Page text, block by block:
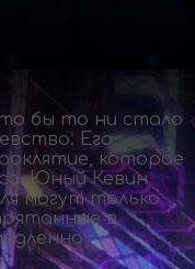
бы то ни стало
Его
которое
Юный Кевин
могут только
в